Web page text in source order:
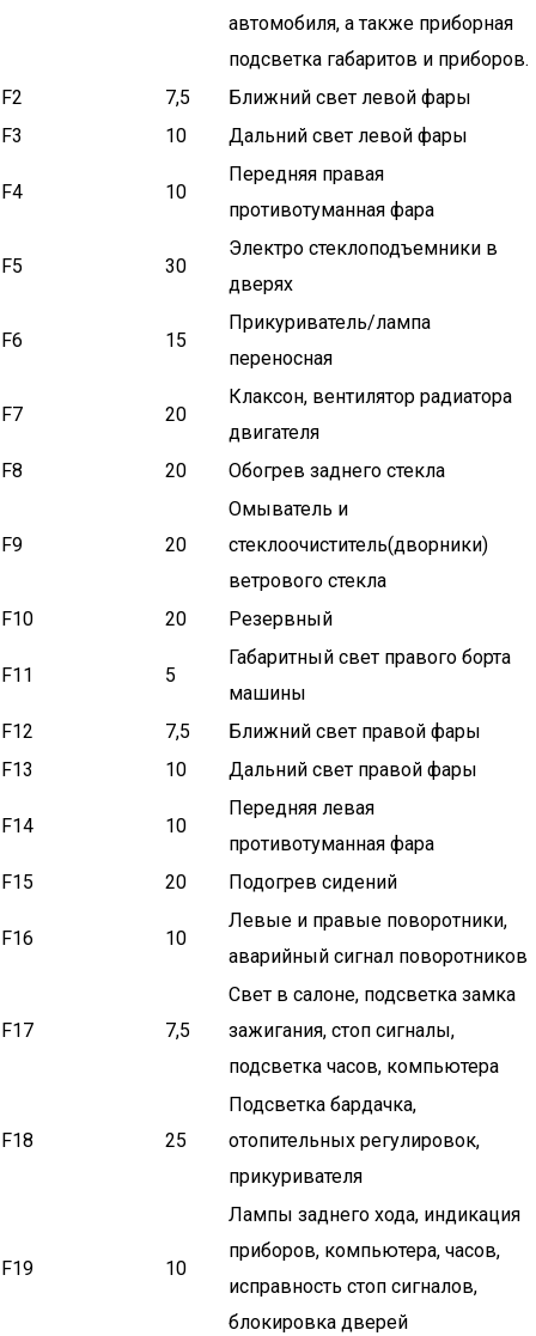
автомобиля, а также приборная
подсветка габаритов и приборов.
F2
7,5
Ближний свет левой фары
F3
10 Дальний свет левой фары
F4 10
Передняя правая
противотуманная фара
F5 30
Электро стеклоподъемники в
дверях
F6 15
Прикуриватель/лампа
переносная
F7 20
Клаксон, вентилятор радиатора
двигателя
F8
20 Обогрев заднего стекла
F9 20
Омыватель и
стеклоочиститель(дворники)
ветрового стекла
F10
20 Резервный
F11 5
Габаритный свет правого борта
машины
F12
7,5
Ближний свет правой фары
F13
10 Дальний свет правой фары
F14 10
Передняя левая
противотуманная фара
F15
20 Подогрев сидений
F16 10
Левые и правые поворотники,
аварийный сигнал поворотников
F17 7,5
Свет в салоне, подсветка замка
зажигания, стоп сигналы,
подсветка часов, компьютера
F18 25
Подсветка бардачка,
отопительных регулировок,
прикуривателя
F19 10
Лампы заднего хода, индикация
приборов, компьютера, часов,
исправность стоп сигналов,
блокировка дверей